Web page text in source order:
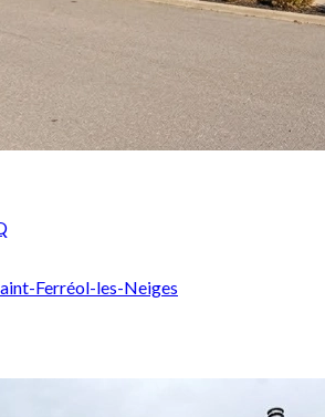
Ferréol-les-Neiges